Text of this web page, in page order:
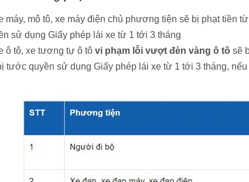
máy, mô tô, xe máy điện chủ phương tiện sẽ bị phạt tiền
sử dụng Giấy phép lái xe từ 1 tới 3 tháng
ô tô, xe tương tự ô tô vi phạm lỗi vượt đèn vàng ô tô sẽ
tước quyền sử dụng Giấy phép lái xe từ 1 tới 3 tháng,